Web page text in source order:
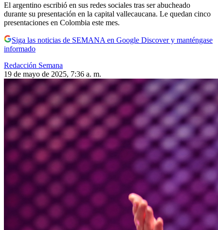
El argentino escribió en sus redes sociales tras ser abucheado
durante su presentación en la capital vallecaucana. Le quedan cinco
presentaciones en Colombia este mes.
Siga las noticias de SEMANA en Google Discover y manténgase
informado
Redacción Semana
19 de mayo de 2025, 7:36 a. m.